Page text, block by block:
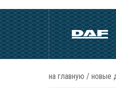
на главную / новые